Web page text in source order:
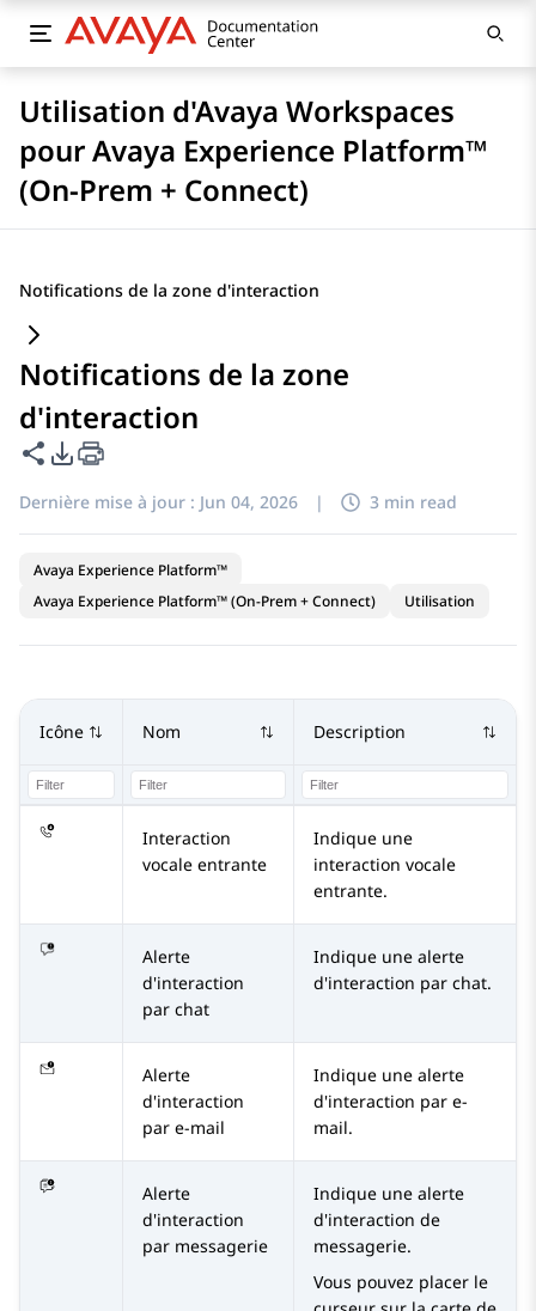
Utilisation d'Avaya Workspaces
pour Avaya Experience Platform™
(On-Prem + Connect)
Notifications de la zone d'interaction
Notifications de la zone
d'interaction
Partager cette page
Options d'exportation PDF
Dernière mise à jour : Jun 04, 2026 | 3 min read
Avaya Experience Platform™
Avaya Experience Platform™ (On-Prem + Connect)
Utilisation
Icône Nom Description
Interaction
vocale entrante
Indique une
interaction vocale
entrante.
Alerte
d'interaction
par chat
Indique une alerte
d'interaction par chat.
Alerte
d'interaction
par e-mail
Indique une alerte
d'interaction par e-
mail.
Alerte
d'interaction
par messagerie
Indique une alerte
d'interaction de
messagerie.
Vous pouvez placer le